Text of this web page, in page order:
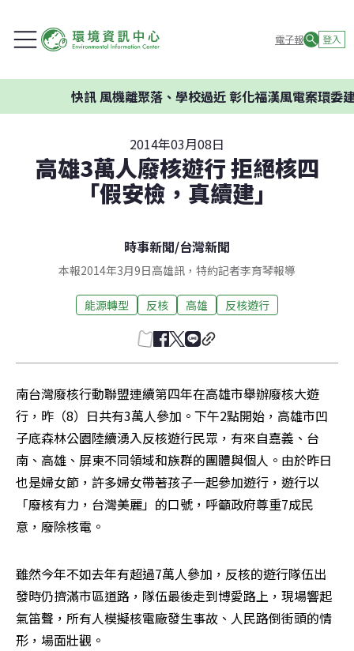
電子報 登入
風機離聚落、學校過近 彰化福漢風電案環委建議不應開發
2014年03月08日
高雄3萬人廢核遊行 拒絕核四
「假安檢，真續建」
時事新聞/台灣新聞
本報2014年3月9日高雄訊，特約記者李育琴報導
能源轉型 反核 高雄 反核遊行
南台灣廢核行動聯盟連續第四年在高雄市舉辦廢核大遊
行，昨（8）日共有3萬人參加。下午2點開始，高雄市凹
子底森林公園陸續湧入反核遊行民眾，有來自嘉義、台
南、高雄、屏東不同領域和族群的團體與個人。由於昨日
也是婦女節，許多婦女帶著孩子一起參加遊行，遊行以
「廢核有力，台灣美麗」的口號，呼籲政府尊重7成民
意，廢除核電。
雖然今年不如去年有超過7萬人參加，反核的遊行隊伍出
發時仍擠滿市區道路，隊伍最後走到博愛路上，現場響起
氣笛聲，所有人模擬核電廠發生事故、人民路倒街頭的情
形，場面壯觀。